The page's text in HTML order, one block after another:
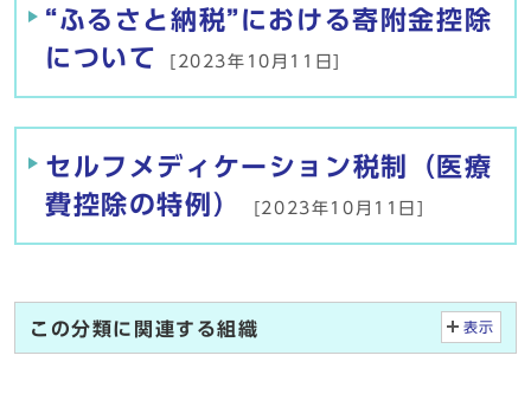
“ふるさと納税”における寄附金控除
について
[2023年10月11日]
セルフメディケーション税制（医療
費控除の特例）
[2023年10月11日]
この分類に関連する組織 表示